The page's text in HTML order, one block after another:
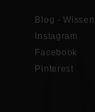
Blog -
Instagram
Facebook
Pinterest